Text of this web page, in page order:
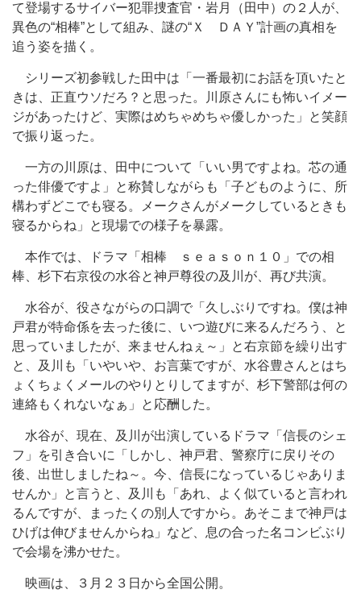
て登場するサイバー犯罪捜査官・岩月（田中）の２人が、
異色の“相棒”として組み、謎の“Ｘ ＤＡＹ”計画の真相を
追う姿を描く。
シリーズ初参戦した田中は「一番最初にお話を頂いたと
きは、正直ウソだろ？と思った。川原さんにも怖いイメー
ジがあったけど、実際はめちゃめちゃ優しかった」と笑顔
で振り返った。
一方の川原は、田中について「いい男ですよね。芯の通
った俳優ですよ」と称賛しながらも「子どものように、所
構わずどこでも寝る。メークさんがメークしているときも
寝るからね」と現場での様子を暴露。
本作では、ドラマ「相棒 ｓｅａｓｏｎ１０」での相
棒、杉下右京役の水谷と神戸尊役の及川が、再び共演。
水谷が、役さながらの口調で「久しぶりですね。僕は神
戸君が特命係を去った後に、いつ遊びに来るんだろう、と
思っていましたが、来ませんねぇ～」と右京節を繰り出す
と、及川も「いやいや、お言葉ですが、水谷豊さんとはち
ょくちょくメールのやりとりしてますが、杉下警部は何の
連絡もくれないなぁ」と応酬した。
水谷が、現在、及川が出演しているドラマ「信長のシェ
フ」を引き合いに「しかし、神戸君、警察庁に戻りその
後、出世しましたね～。今、信長になっているじゃありま
せんか」と言うと、及川も「あれ、よく似ていると言われ
るんですが、まったくの別人ですから。あそこまで神戸は
ひげは伸びませんからね」など、息の合った名コンビぶり
で会場を沸かせた。
映画は、３月２３日から全国公開。